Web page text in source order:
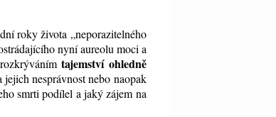
roky života „neporazitelného
nyní aureolu moci a
tajemství ohledně
nesprávnost nebo naopak
smrti podílel a jaký zájem na